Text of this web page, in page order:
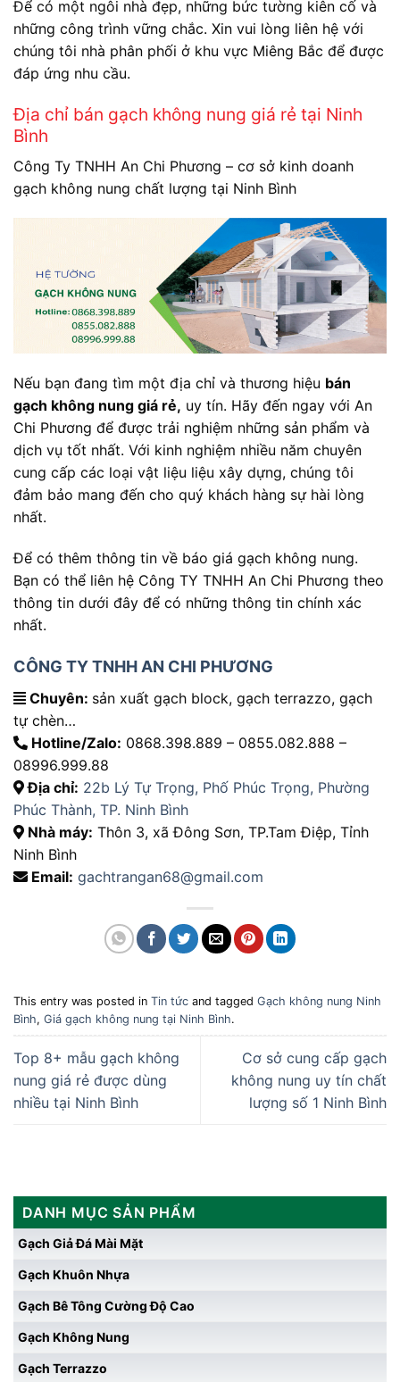
Để có một ngôi nhà đẹp, những bức tường kiên cố và
những công trình vững chắc. Xin vui lòng liên hệ với
chúng tôi nhà phân phối ở khu vực Miêng Bắc để được
đáp ứng nhu cầu.
Địa chỉ bán gạch không nung giá rẻ tại Ninh
Bình
Công Ty TNHH An Chi Phương – cơ sở kinh doanh
gạch không nung chất lượng tại Ninh Bình
Nếu bạn đang tìm một địa chỉ và thương hiệu bán
gạch không nung giá rẻ, uy tín. Hãy đến ngay với An
Chi Phương để được trải nghiệm những sản phẩm và
dịch vụ tốt nhất. Với kinh nghiệm nhiều năm chuyên
cung cấp các loại vật liệu liệu xây dựng, chúng tôi
đảm bảo mang đến cho quý khách hàng sự hài lòng
nhất.
Để có thêm thông tin về báo giá gạch không nung.
Bạn có thể liên hệ Công TY TNHH An Chi Phương theo
thông tin dưới đây để có những thông tin chính xác
nhất.
CÔNG TY TNHH AN CHI PHƯƠNG
Chuyên: sản xuất gạch block, gạch terrazzo, gạch
tự chèn…
Hotline/Zalo: 0868.398.889 – 0855.082.888 –
08996.999.88
Địa chỉ: 22b Lý Tự Trọng, Phố Phúc Trọng, Phường
Phúc Thành, TP. Ninh Bình
Nhà máy: Thôn 3, xã Đông Sơn, TP.Tam Điệp, Tỉnh
Ninh Bình
Email: gachtrangan68@gmail.com
This entry was posted in Tin tức and tagged Gạch không nung Ninh
Bình, Giá gạch không nung tại Ninh Bình.
Top 8+ mẫu gạch không
nung giá rẻ được dùng
nhiều tại Ninh Bình
Cơ sở cung cấp gạch
không nung uy tín chất
lượng số 1 Ninh Bình
DANH MỤC SẢN PHẨM
Gạch Giả Đá Mài Mặt
Gạch Khuôn Nhựa
Gạch Bê Tông Cường Độ Cao
Gạch Không Nung
Gạch Terrazzo